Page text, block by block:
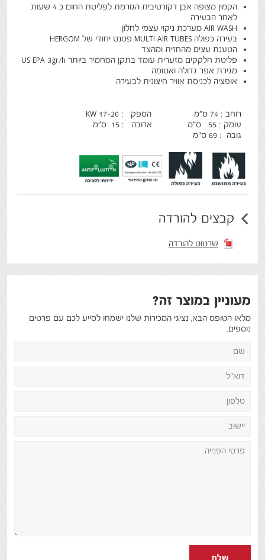
הקמין מצופה אבן דקורטיבית הגורמת לפליטת החום כ 4 שעות
לאחר הבעירה
AIR WASH מערכת ניקוי עצמי לחלון
בעירה כפולה MULTI AIR TUBES פטנט יחודי של HERGOM
הטענת עצים מהחזית ומהצד
פליטת חלקקים מזערית עומד בתקן המחמיר ביותר US EPA 3gr/h
מגירת אפר גדולה ואטומה
אופציה לכניסת אוויר חיצונית לבעירה
רוחב : 74 ס"מ הספק : 17-20 KW
עומק : 55 ס"מ ארובה : 15 ס"מ
גובה : 69 ס"מ
קבצים להורדה
שרטוט להורדה
מעוניין במוצר זה?
מלאו הטופס הבא, נציגי המכירות שלנו ישמחו לסייע לכם עם פרטים
נוספים.